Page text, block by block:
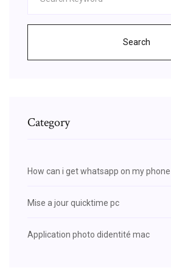
Search
Category
How can i get whatsapp on my phone
Mise a jour quicktime pc
Application photo didentité mac